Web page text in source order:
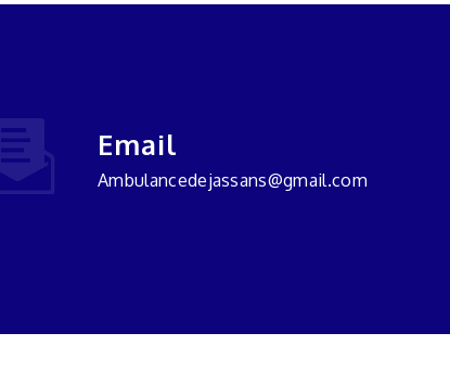
Email
ambulancedejassans@gmail.com